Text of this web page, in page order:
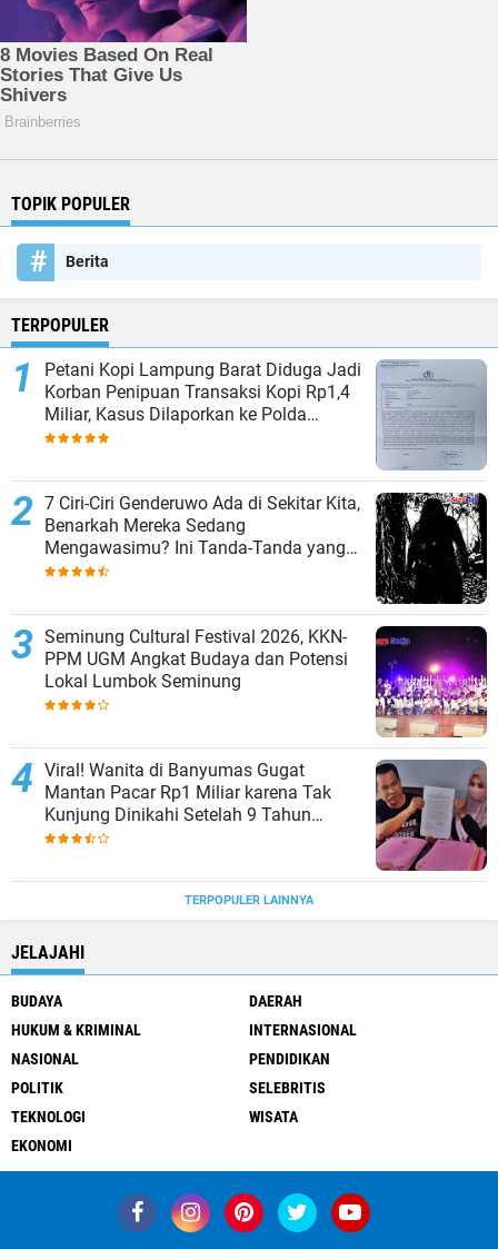
TOPIK POPULER
Berita
TERPOPULER
Petani Kopi Lampung Barat Diduga Jadi
Korban Penipuan Transaksi Kopi Rp1,4
Miliar, Kasus Dilaporkan ke Polda
Lampung
7 Ciri-Ciri Genderuwo Ada di Sekitar Kita,
Benarkah Mereka Sedang
Mengawasimu? Ini Tanda-Tanda yang
Sering Diabaikan
Seminung Cultural Festival 2026, KKN-
PPM UGM Angkat Budaya dan Potensi
Lokal Lumbok Seminung
Viral! Wanita di Banyumas Gugat
Mantan Pacar Rp1 Miliar karena Tak
Kunjung Dinikahi Setelah 9 Tahun
Berpacaran
TERPOPULER LAINNYA
JELAJAHI
BUDAYA
DAERAH
HUKUM & KRIMINAL
INTERNASIONAL
NASIONAL
PENDIDIKAN
POLITIK
SELEBRITIS
TEKNOLOGI
WISATA
EKONOMI